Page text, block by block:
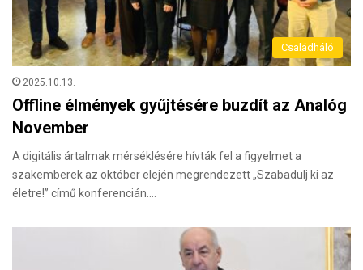
Családháló
2025.10.13.
Offline élmények gyűjtésére buzdít az Analóg
November
A digitális ártalmak mérséklésére hívták fel a figyelmet a
szakemberek az október elején megrendezett „Szabadulj ki az
életre!” című konferencián.…